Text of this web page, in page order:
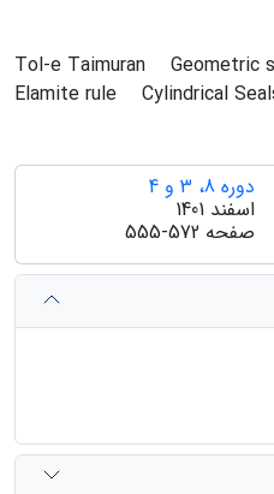
Tol-e Taimuran Geometric
Elamite rule
Cylindrical
دوره 8، 3 و 4
اسفند 1401
صفحه 555-572